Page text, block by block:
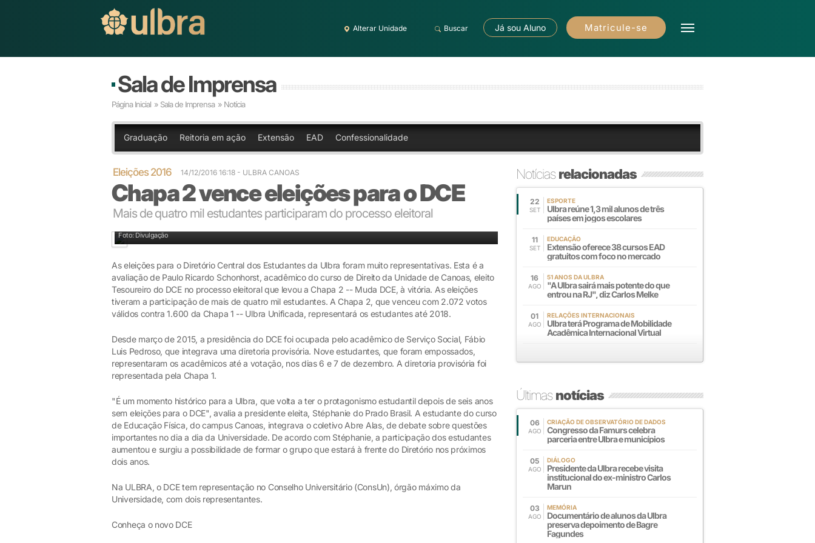
Alterar Unidade Buscar Já sou Aluno Matricule-se
Sala de Imprensa
Página Inicial » Sala de Imprensa » Notícia
Graduação Reitoria em ação Extensão EAD Confessionalidade
Eleições 2016 14/12/2016 16:18 - ULBRA CANOAS
Chapa 2 vence eleições para o DCE
Mais de quatro mil estudantes participaram do processo eleitoral
Foto: Divulgação
As eleições para o Diretório Central dos Estudantes da Ulbra foram muito representativas. Esta é a
avaliação de Paulo Ricardo Schonhorst, acadêmico do curso de Direito da Unidade de Canoas, eleito
Tesoureiro do DCE no processo eleitoral que levou a Chapa 2 -- Muda DCE, à vitória. As eleições
tiveram a participação de mais de quatro mil estudantes. A Chapa 2, que venceu com 2.072 votos
válidos contra 1.600 da Chapa 1 -- Ulbra Unificada, representará os estudantes até 2018.
Desde março de 2015, a presidência do DCE foi ocupada pelo acadêmico de Serviço Social, Fábio
Luis Pedroso, que integrava uma diretoria provisória. Nove estudantes, que foram empossados,
representaram os acadêmicos até a votação, nos dias 6 e 7 de dezembro. A diretoria provisória foi
representada pela Chapa 1.
"É um momento histórico para a Ulbra, que volta a ter o protagonismo estudantil depois de seis anos
sem eleições para o DCE", avalia a presidente eleita, Stéphanie do Prado Brasil. A estudante do curso
de Educação Física, do campus Canoas, integrava o coletivo Abre Alas, de debate sobre questões
importantes no dia a dia da Universidade. De acordo com Stéphanie, a participação dos estudantes
aumentou e surgiu a possibilidade de formar o grupo que estará à frente do Diretório nos próximos
dois anos.
Na ULBRA, o DCE tem representação no Conselho Universitário (ConsUn), órgão máximo da
Universidade, com dois representantes.
Conheça o novo DCE
Notíciasrelacionadas
22
SET
ESPORTE
Ulbra reúne 1,3 mil alunos de três
países em jogos escolares
11
SET
EDUCAÇÃO
Extensão oferece 38 cursos EAD
gratuitos com foco no mercado
16
AGO
51 ANOS DA ULBRA
"A Ulbra sairá mais potente do que
entrou na RJ", diz Carlos Melke
01
AGO
RELAÇÕES INTERNACIONAIS
Ulbra terá Programa de Mobilidade
Acadêmica Internacional Virtual
Últimasnotícias
06
AGO
CRIAÇÃO DE OBSERVATÓRIO DE DADOS
Congresso da Famurs celebra
parceria entre Ulbra e municípios
05
AGO
DIÁLOGO
Presidente da Ulbra recebe visita
institucional do ex-ministro Carlos
Marun
03
AGO
MEMÓRIA
Documentário de alunos da Ulbra
preserva depoimento de Bagre
Fagundes